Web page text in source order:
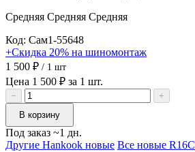
Средняя Средняя Средняя
Код: Сам1-55648
+Скидка 20% на шиномонтаж
1 500 ₽ / 1 шт
Цена 1 500 ₽ за 1 шт.
−
+
В корзину
Под заказ ~1 дн.
Другие Hankook новые Все новые R16C